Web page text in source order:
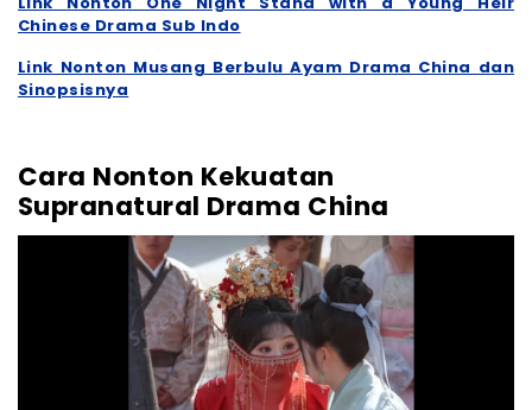
Chinese Drama Sub Indo
Link Nonton Musang Berbulu Ayam Drama China dan
Sinopsisnya
Cara Nonton Kekuatan
Supranatural Drama China